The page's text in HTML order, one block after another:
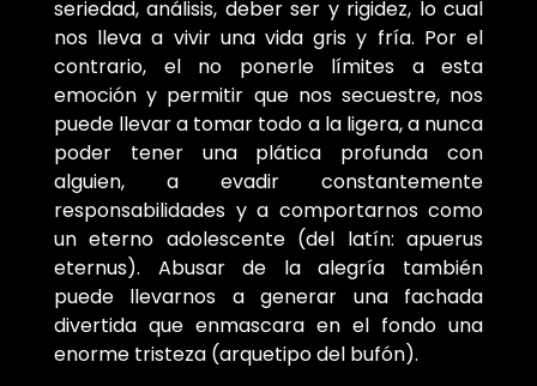
seriedad, análisis, deber ser y rigidez, lo cual
nos lleva a vivir una vida gris y fría. Por el
contrario, el no ponerle límites a esta
emoción y permitir que nos secuestre, nos
puede llevar a tomar todo a la ligera, a nunca
poder tener una plática profunda con
alguien, a evadir constantemente
responsabilidades y a comportarnos como
un eterno adolescente (del latín: apuerus
eternus). Abusar de la alegría también
puede llevarnos a generar una fachada
divertida que enmascara en el fondo una
enorme tristeza (arquetipo del bufón).